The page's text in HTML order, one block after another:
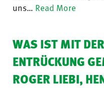
uns… Read More
WAS IST MIT
ENTRÜCKUNG
ROGER LIEBI,